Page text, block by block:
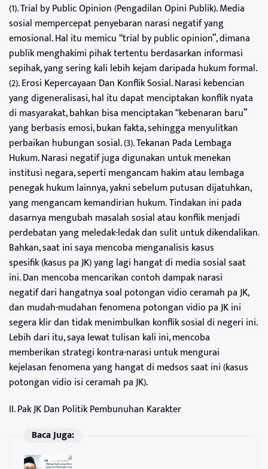
(1). Trial by Public Opinion (Pengadilan Opini Publik). Media
sosial mempercepat penyebaran narasi negatif yang
emosional. Hal itu memicu “trial by public opinion”, dimana
publik menghakimi pihak tertentu berdasarkan informasi
sepihak, yang sering kali lebih kejam daripada hukum formal.
(2). Erosi Kepercayaan Dan Konflik Sosial. Narasi kebencian
yang digeneralisasi, hal itu dapat menciptakan konflik nyata
di masyarakat, bahkan bisa menciptakan “kebenaran baru”
yang berbasis emosi, bukan fakta, sehingga menyulitkan
perbaikan hubungan sosial. (3). Tekanan Pada Lembaga
Hukum. Narasi negatif juga digunakan untuk menekan
institusi negara, seperti mengancam hakim atau lembaga
penegak hukum lainnya, yakni sebelum putusan dijatuhkan,
yang mengancam kemandirian hukum. Tindakan ini pada
dasarnya mengubah masalah sosial atau konflik menjadi
perdebatan yang meledak-ledak dan sulit untuk dikendalikan.
Bahkan, saat ini saya mencoba menganalisis kasus
spesifik (kasus pa JK) yang lagi hangat di media sosial saat
ini. Dan mencoba mencarikan contoh dampak narasi
negatif dari hangatnya soal potongan vidio ceramah pa JK,
dan mudah-mudahan fenomena potongan vidio pa JK ini
segera klir dan tidak menimbulkan konflik sosial di negeri ini.
Lebih dari itu, saya lewat tulisan kali ini, mencoba
memberikan strategi kontra-narasi untuk mengurai
kejelasan fenomena yang hangat di medsos saat ini (kasus
potongan vidio isi ceramah pa JK).
II. Pak JK Dan Politik Pembunuhan Karakter
Baca Juga: